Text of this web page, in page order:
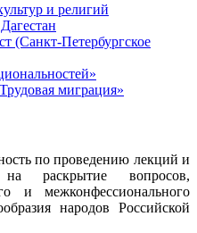
и религий
(Санкт-Петербургское
миграция»
по проведению лекций и
раскрытие вопросов,
и межконфессионального
народов Российской